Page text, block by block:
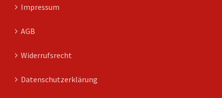
Impressum
AGB
Widerrufsrecht
Datenschutzerklärung